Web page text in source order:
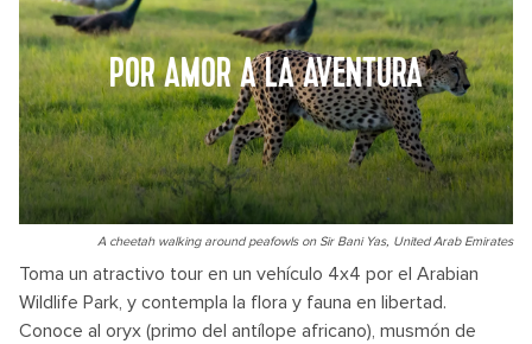
POR AMOR A LA AVENTURA
A cheetah walking around peafowls on Sir Bani Yas, United Arab Emirates
Toma un atractivo tour en un vehículo 4x4 por el Arabian
Wildlife Park, y contempla la flora y fauna en libertad.
Conoce al oryx (primo del antílope africano), musmón de